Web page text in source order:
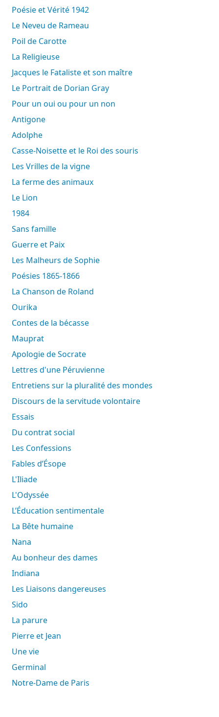
Poésie et Vérité 1942
Le Neveu de Rameau
Poil de Carotte
La Religieuse
Jacques le Fataliste et son maître
Le Portrait de Dorian Gray
Pour un oui ou pour un non
Antigone
Adolphe
Casse-Noisette et le Roi des souris
Les Vrilles de la vigne
La ferme des animaux
Le Lion
1984
Sans famille
Guerre et Paix
Les Malheurs de Sophie
Poésies 1865-1866
La Chanson de Roland
Ourika
Contes de la bécasse
Mauprat
Apologie de Socrate
Lettres d'une Péruvienne
Entretiens sur la pluralité des mondes
Discours de la servitude volontaire
Essais
Du contrat social
Les Confessions
Fables d’Ésope
L'Iliade
L'Odyssée
L’Éducation sentimentale
La Bête humaine
Nana
Au bonheur des dames
Indiana
Les Liaisons dangereuses
Sido
La parure
Pierre et Jean
Une vie
Germinal
Notre-Dame de Paris